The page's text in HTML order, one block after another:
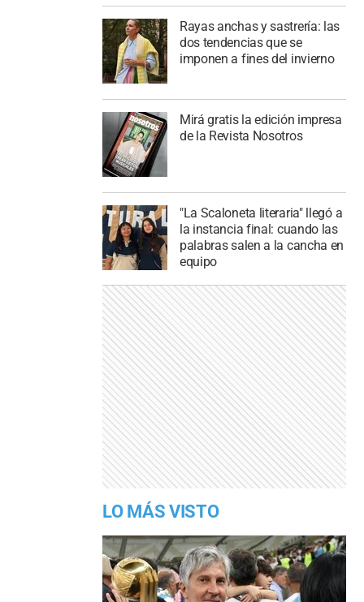
Rayas anchas y sastrería: las
dos tendencias que se
imponen a fines del invierno
Mirá gratis la edición impresa
de la Revista Nosotros
"La Scaloneta literaria" llegó a
la instancia final: cuando las
palabras salen a la cancha en
equipo
LO MÁS VISTO